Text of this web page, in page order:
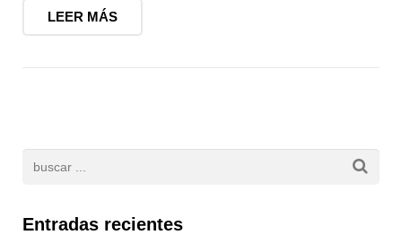
LEER MÁS
Entradas recientes